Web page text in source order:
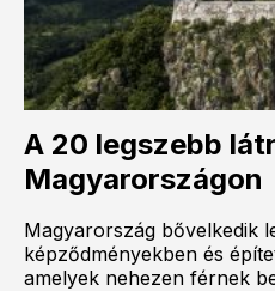
A 20 legszebb
Magyarországon
Magyarország bővelkedik
képződményekben és
amelyek nehezen férnek